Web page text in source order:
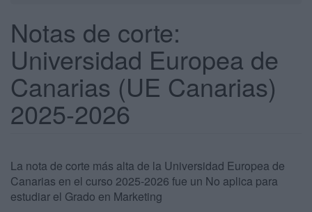
Notas de corte:
Universidad Europea de
Canarias (UE Canarias)
2025-2026
La nota de corte más alta de la Universidad Europea de
Canarias en el curso 2025-2026 fue un No aplica para
estudiar el Grado en Marketing